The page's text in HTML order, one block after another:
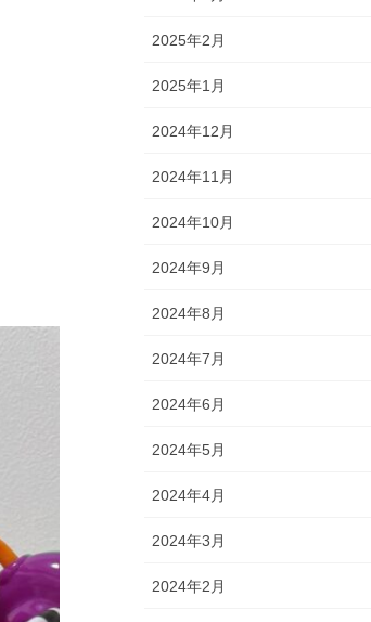
2025年2月
2025年1月
2024年12月
2024年11月
2024年10月
2024年9月
2024年8月
2024年7月
2024年6月
2024年5月
2024年4月
2024年3月
2024年2月